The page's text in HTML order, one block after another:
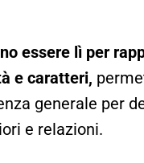
essere lì per
e caratteri,
generale per
e relazioni.